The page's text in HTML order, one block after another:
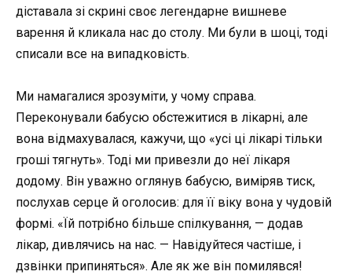
діставала зі скрині своє легендарне вишневе
варення й кликала нас до столу. Ми були в шоці, тоді
списали все на випадковість.
Ми намагалися зрозуміти, у чому справа.
Переконували бабусю обстежитися в лікарні, але
вона відмахувалася, кажучи, що «усі ці лікарі тільки
гроші тягнуть». Тоді ми привезли до неї лікаря
додому. Він уважно оглянув бабусю, виміряв тиск,
послухав серце й оголосив: для її віку вона у чудовій
формі. «Їй потрібно більше спілкування, — додав
лікар, дивлячись на нас. — Навідуйтеся частіше, і
дзвінки припиняться». Але як же він помилявся!